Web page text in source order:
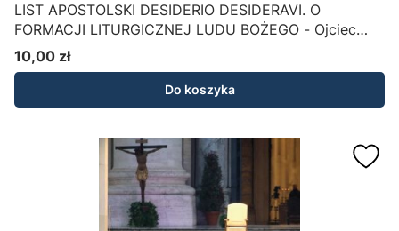
LIST APOSTOLSKI DESIDERIO DESIDERAVI. O
FORMACJI LITURGICZNEJ LUDU BOŻEGO - Ojciec
Święty Franciszek
Cena
10,00 zł
Do koszyka